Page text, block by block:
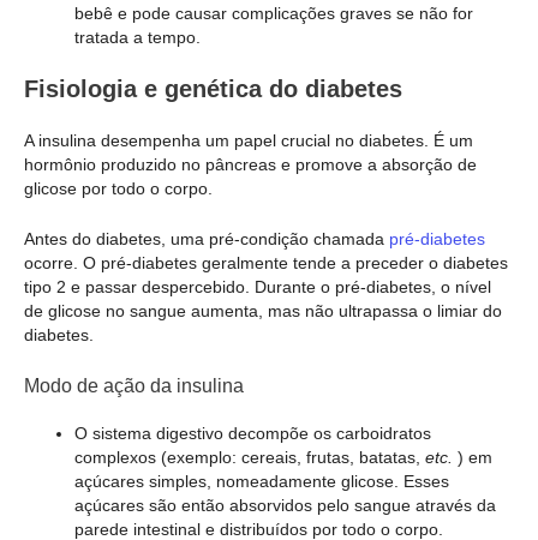
bebê e pode causar complicações graves se não for
tratada a tempo.
Fisiologia e genética do diabetes
A insulina desempenha um papel crucial no diabetes. É um
hormônio produzido no pâncreas e promove a absorção de
glicose por todo o corpo.
Antes do diabetes, uma pré-condição chamada pré-diabetes
ocorre. O pré-diabetes geralmente tende a preceder o diabetes
tipo 2 e passar despercebido. Durante o pré-diabetes, o nível
de glicose no sangue aumenta, mas não ultrapassa o limiar do
diabetes.
Modo de ação da insulina
O sistema digestivo decompõe os carboidratos
complexos (exemplo: cereais, frutas, batatas, etc. ) em
açúcares simples, nomeadamente glicose. Esses
açúcares são então absorvidos pelo sangue através da
parede intestinal e distribuídos por todo o corpo.